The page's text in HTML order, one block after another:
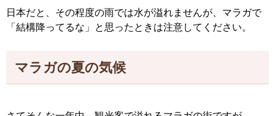
日本だと、その程度の雨では水が溢れませんが、マラガで
「結構降ってるな」と思ったときは注意してください。
マラガの夏の気候